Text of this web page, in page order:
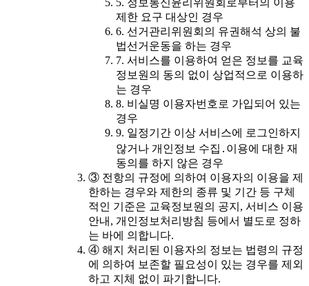
제한 요구 대상인 경우
6. 선거관리위원회의 유권해석 상의 불
법선거운동을 하는 경우
7. 서비스를 이용하여 얻은 정보를 교육
정보원의 동의 없이 상업적으로 이용하
는 경우
8. 비실명 이용자번호로 가입되어 있는
경우
9. 일정기간 이상 서비스에 로그인하지
않거나 개인정보 수집․이용에 대한 재
동의를 하지 않은 경우
③ 전항의 규정에 의하여 이용자의 이용을 제
한하는 경우와 제한의 종류 및 기간 등 구체
적인 기준은 교육정보원의 공지, 서비스 이용
안내, 개인정보처리방침 등에서 별도로 정하
는 바에 의합니다.
④ 해지 처리된 이용자의 정보는 법령의 규정
에 의하여 보존할 필요성이 있는 경우를 제외
하고 지체 없이 파기합니다.